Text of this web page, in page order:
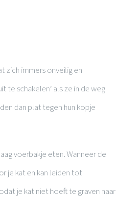
zich immers onveilig en
te schakelen’ als ze in de weg
dan plat tegen hun kopje
voerbakje eten. Wanneer de
je kat en kan leiden tot
je kat niet hoeft te graven naar